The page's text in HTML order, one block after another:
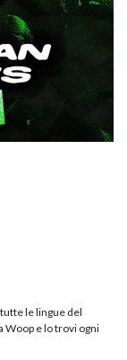
le lingue del
Woop e lo trovi ogni